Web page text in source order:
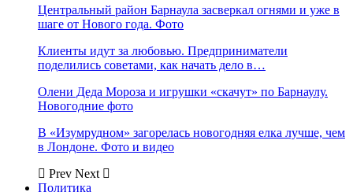
Центральный район Барнаула засверкал огнями и уже в
шаге от Нового года. Фото
Клиенты идут за любовью. Предприниматели
поделились советами, как начать дело в…
Олени Деда Мороза и игрушки «скачут» по Барнаулу.
Новогодние фото
В «Изумрудном» загорелась новогодняя елка лучше, чем
в Лондоне. Фото и видео
Prev Next
Политика